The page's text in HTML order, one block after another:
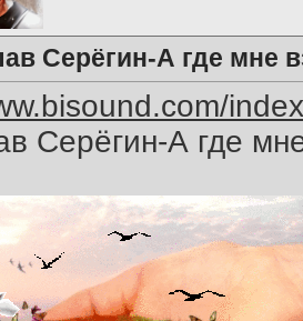
Серёгин-А где мне
Серёгин-А где